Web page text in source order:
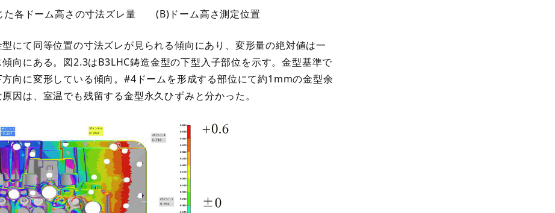
た各ドーム高さの寸法ズレ量 (B)ドーム高さ測定位置
にて同等位置の寸法ズレが見られる傾向にあり、変形量の絶対値は一
向にある。図2.3はB3LHC鋳造金型の下型入子部位を示す。金型基準で
向に変形している傾向。#4ドームを形成する部位にて約1mmの金型余
因は、室温でも残留する金型永久ひずみと分かった。